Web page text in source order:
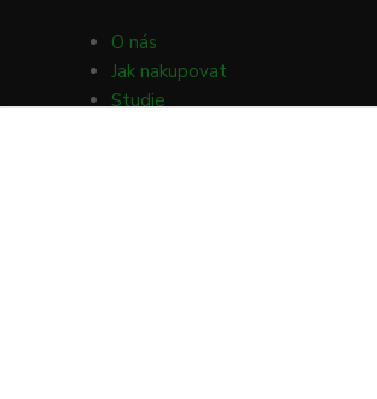
O nás
Jak nakupovat
Studie